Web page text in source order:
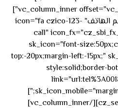
[vc_row_inner][vc_column_inner offset="vc_col-md-4"]
[cz_service_box title="رقم الهاتف" icon="fa czico-123-
call"
sk_icon="font-
top:-20px;margin-left:-15px;"
style:solid;border-
[/cz_service_box][/vc_column_inner]